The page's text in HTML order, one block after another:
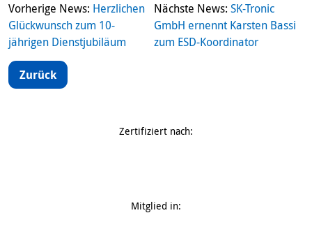
Vorherige News: Herzlichen
Glückwunsch zum 10-
jährigen Dienstjubiläum
Nächste News:SK-Tronic
GmbH ernennt Karsten Bassi
zum ESD-Koordinator
Zurück
Zertifiziert nach:
Mitglied in: